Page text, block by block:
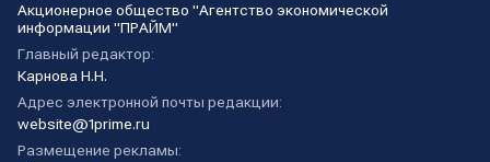
Акционерное общество "Агентство экономической
информации "ПРАЙМ"
Главный редактор:
Карнова Н.Н.
Адрес электронной почты редакции:
website@1prime.ru
Размещение рекламы: